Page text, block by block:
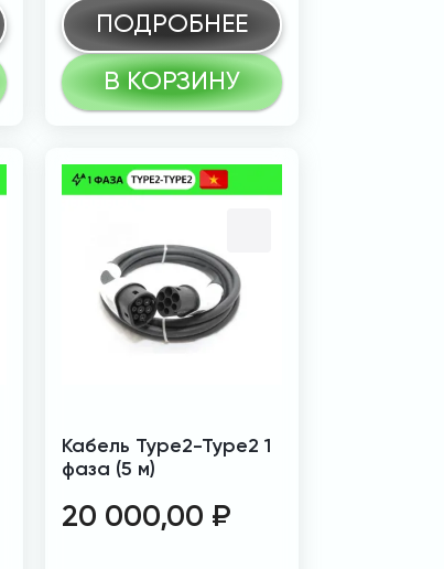
ПОДРОБНЕЕ
В КОРЗИНУ
Кабель Type2-Type2 1
фаза (5 м)
20 000,00 ₽